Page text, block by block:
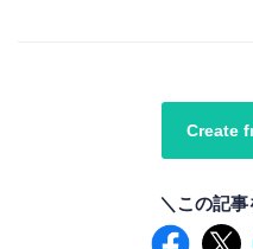
Create
＼この記